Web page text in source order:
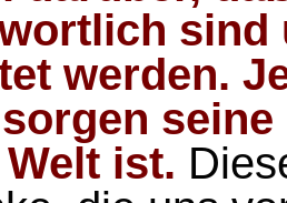
sind
werden.
ist.